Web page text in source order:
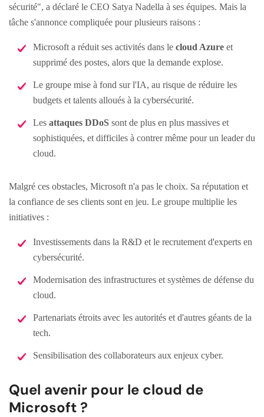
sécurité", a déclaré le CEO Satya Nadella à ses équipes. Mais la
tâche s'annonce compliquée pour plusieurs raisons :
Microsoft a réduit ses activités dans le cloud Azure et
supprimé des postes, alors que la demande explose.
Le groupe mise à fond sur l'IA, au risque de réduire les
budgets et talents alloués à la cybersécurité.
Les attaques DDoS sont de plus en plus massives et
sophistiquées, et difficiles à contrer même pour un leader du
cloud.
Malgré ces obstacles, Microsoft n'a pas le choix. Sa réputation et
la confiance de ses clients sont en jeu. Le groupe multiplie les
initiatives :
Investissements dans la R&D et le recrutement d'experts en
cybersécurité.
Modernisation des infrastructures et systèmes de défense du
cloud.
Partenariats étroits avec les autorités et d'autres géants de la
tech.
Sensibilisation des collaborateurs aux enjeux cyber.
Quel avenir pour le cloud de
Microsoft ?